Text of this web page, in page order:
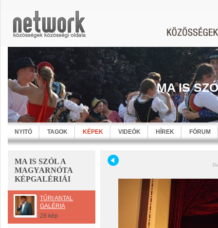
MA IS
NYITÓ TAGOK KÉPEK VIDEÓK HÍREK FÓRUM
MA IS SZÓL A
MAGYARNÓTA
KÉPGALÉRIÁI
TŰRI ANTAL
GALÉRIA
28 kép